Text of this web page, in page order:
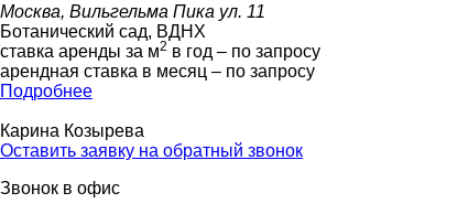
Москва, Вильгельма Пика ул. 11
Ботанический сад, ВДНХ
ставка аренды за м2 в год – по запросу
арендная ставка в месяц – по запросу
Подробнее
Карина Козырева
Оставить заявку на обратный звонок
Звонок в офис